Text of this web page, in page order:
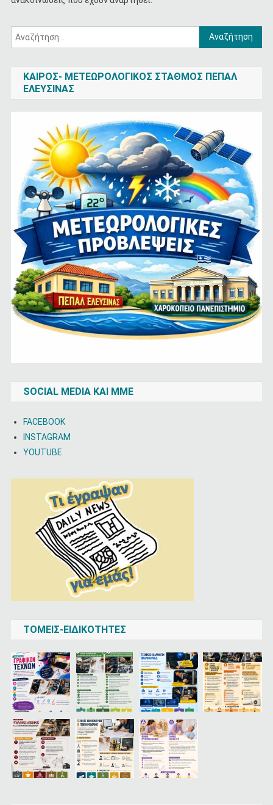
Αναζήτηση
για:
ΚΑΙΡΟΣ- ΜΕΤΕΩΡΟΛΟΓΙΚΌΣ ΣΤΑΘΜΌΣ ΠΕΠΑΛ
ΕΛΕΥΣΊΝΑΣ
SOCIAL MEDIA ΚΑΙ ΜΜΕ
FACEBOOK
INSTAGRAM
YOUTUBE
ΤΟΜΕΙΣ-ΕΙΔΙΚΟΤΗΤΕΣ